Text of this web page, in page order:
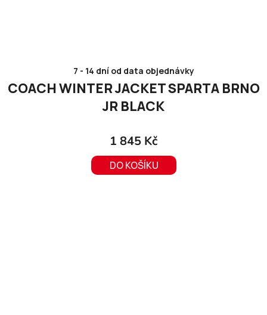
7 - 14 dní od data objednávky
COACH WINTER JACKET SPARTA BRNO
JR BLACK
1 845 Kč
DO KOŠÍKU